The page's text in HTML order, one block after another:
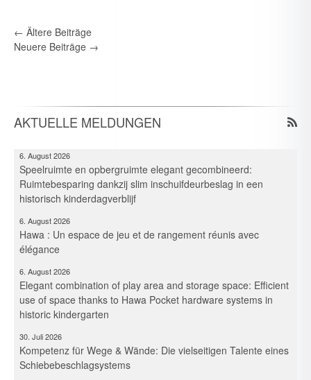
← Ältere Beiträge
Neuere Beiträge →
AKTUELLE MELDUNGEN
6. August 2026
Spielraum & Stauraum elegant vereint: Platzeffizienz dank
Hawa-Pocket-Beschlagsystemen in historischer Kita
dello spazio in un asilo storico grazie ai sistemi di guarnitura
Pocket
Speelruimte en opbergruimte elegant gecombineerd:
Ruimtebesparing dankzij slim inschuifdeurbeslag in een
historisch kinderdagverblijf
Hawa : Un espace de jeu et de rangement réunis avec
élégance
6. August 2026
Elegant combination of play area and storage space: Efficient
use of space thanks to Hawa Pocket hardware systems in
historic kindergarten
Kompetenz für Wege & Wände: Die vielseitigen Talente eines
Schiebebeschlagsystems